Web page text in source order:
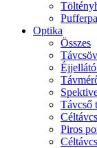
Optika
Összes
Távcső
Piros